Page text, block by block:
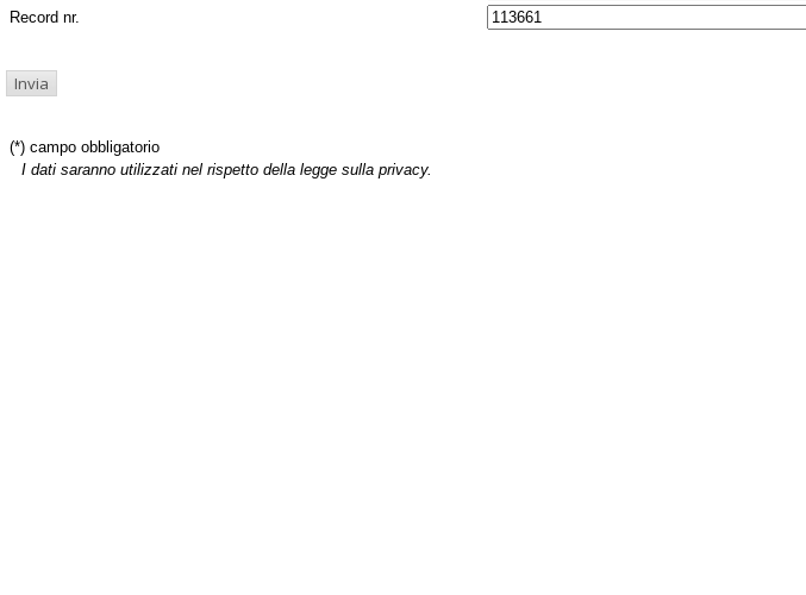
Record nr.
(*) campo obbligatorio
I dati saranno utilizzati nel rispetto della legge sulla privacy.